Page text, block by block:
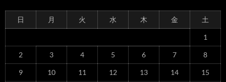
日 月 火 水 木 金 土
1
2 3 4 5 6 7 8
9 10 11 12 13 14 15